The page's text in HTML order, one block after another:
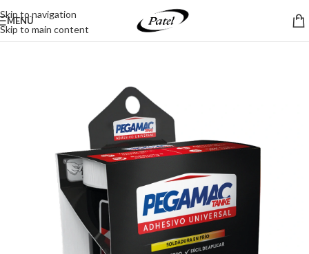
Skip to navigation
Skip to main content
MENÚ